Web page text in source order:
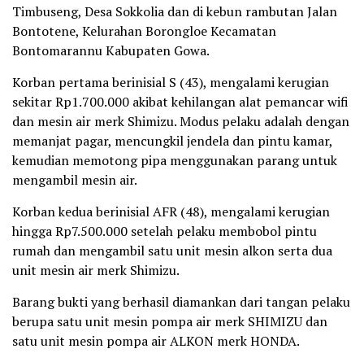
Timbuseng, Desa Sokkolia dan di kebun rambutan Jalan
Bontotene, Kelurahan Borongloe Kecamatan
Bontomarannu Kabupaten Gowa.
Korban pertama berinisial S (43), mengalami kerugian
sekitar Rp1.700.000 akibat kehilangan alat pemancar wifi
dan mesin air merk Shimizu. Modus pelaku adalah dengan
memanjat pagar, mencungkil jendela dan pintu kamar,
kemudian memotong pipa menggunakan parang untuk
mengambil mesin air.
Korban kedua berinisial AFR (48), mengalami kerugian
hingga Rp7.500.000 setelah pelaku membobol pintu
rumah dan mengambil satu unit mesin alkon serta dua
unit mesin air merk Shimizu.
Barang bukti yang berhasil diamankan dari tangan pelaku
berupa satu unit mesin pompa air merk SHIMIZU dan
satu unit mesin pompa air ALKON merk HONDA.